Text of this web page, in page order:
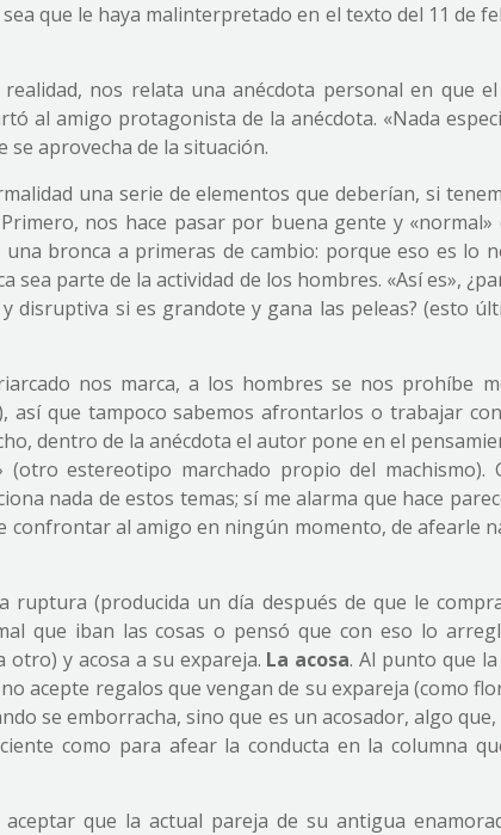
que le haya malinterpretado en el texto del 11 de
nos relata una anécdota personal en que
al amigo protagonista de la anécdota. «Nada
aprovecha de la situación.
una serie de elementos que deberían, si
nos hace pasar por buena gente y «normal»
bronca a primeras de cambio: porque eso es lo
parte de la actividad de los hombres. «Así es»,
disruptiva si es grandote y gana las peleas? (esto
nos marca, a los hombres se nos prohíbe
así que tampoco sabemos afrontarlos o trabajar
dentro de la anécdota el autor pone en el
estereotipo marchado propio del machismo).
nada de estos temas; sí me alarma que hace
confrontar al amigo en ningún momento, de afearle
(producida un día después de que le
que iban las cosas o pensó que con eso lo
otro) y acosa a su expareja. La acosa. Al punto que
acepte regalos que vengan de su expareja (como
se emborracha, sino que es un acosador, algo
como para afear la conducta en la columna
que la actual pareja de su antigua